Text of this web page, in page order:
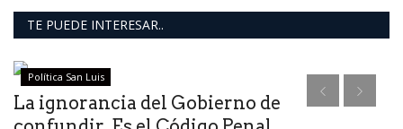
TE PUEDE INTERESAR..
Política San Luis
La ignorancia del Gobierno de